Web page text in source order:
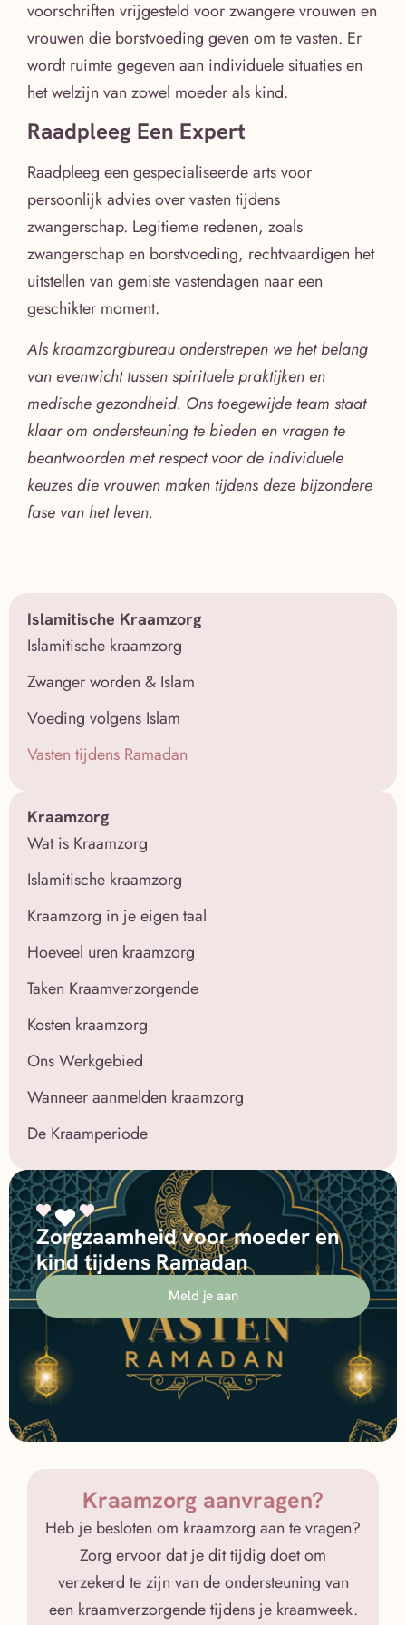
Islamitische Kraamzorg
Islamitische kraamzorg
Zwanger worden & Islam
Voeding volgens Islam
Vasten tijdens Ramadan
Kraamzorg
Wat is Kraamzorg
Islamitische kraamzorg
Kraamzorg in je eigen taal
Hoeveel uren kraamzorg
Taken Kraamverzorgende
Kosten kraamzorg
Ons Werkgebied
Wanneer aanmelden kraamzorg
De Kraamperiode
Zorgzaamheid voor moeder en
kind tijdens Ramadan
Meld je aan
voorschriften vrijgesteld voor zwangere vrouwen en
vrouwen die borstvoeding geven om te vasten. Er
wordt ruimte gegeven aan individuele situaties en
het welzijn van zowel moeder als kind.
Raadpleeg Een Expert
Raadpleeg een gespecialiseerde arts voor
persoonlijk advies over vasten tijdens
zwangerschap. Legitieme redenen, zoals
zwangerschap en borstvoeding, rechtvaardigen het
uitstellen van gemiste vastendagen naar een
geschikter moment.
Als kraamzorgbureau onderstrepen we het belang
van evenwicht tussen spirituele praktijken en
medische gezondheid. Ons toegewijde team staat
klaar om ondersteuning te bieden en vragen te
beantwoorden met respect voor de individuele
keuzes die vrouwen maken tijdens deze bijzondere
fase van het leven.
Kraamzorg aanvragen?
Heb je besloten om kraamzorg aan te vragen?
Zorg ervoor dat je dit tijdig doet om
verzekerd te zijn van de ondersteuning van
een kraamverzorgende tijdens je kraamweek.